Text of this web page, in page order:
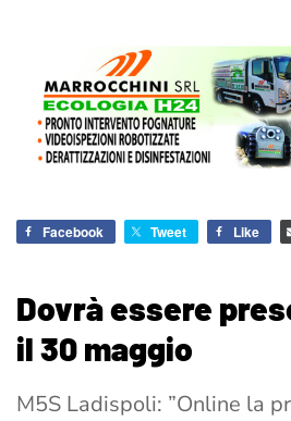
Facebook Tweet Like
Dovrà essere
il 30 maggio
M5S Ladispoli: ”Online la